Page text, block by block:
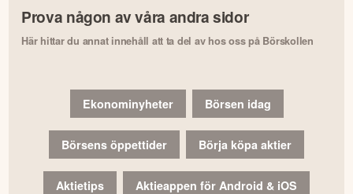
Prova någon av våra andra sidor
Här hittar du annat innehåll att ta del av hos oss på Börskollen
Ekonominyheter Börsen idag
Börsens öppettider Börja köpa aktier
Aktietips Aktieappen för Android & iOS